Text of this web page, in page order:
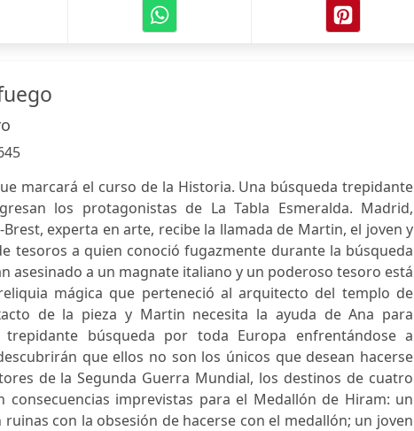
marcará el curso de la Historia. Una búsqueda trepidante
los protagonistas de La Tabla Esmeralda. Madrid,
experta en arte, recibe la llamada de Martin, el joven y
tesoros a quien conoció fugazmente durante la búsqueda
asesinado a un magnate italiano y un poderoso tesoro está
mágica que perteneció al arquitecto del templo de
de la pieza y Martin necesita la ayuda de Ana para
búsqueda por toda Europa enfrentándose a
que ellos no son los únicos que desean hacerse
de la Segunda Guerra Mundial, los destinos de cuatro
imprevistas para el Medallón de Hiram: un
con la obsesión de hacerse con el medallón; un joven